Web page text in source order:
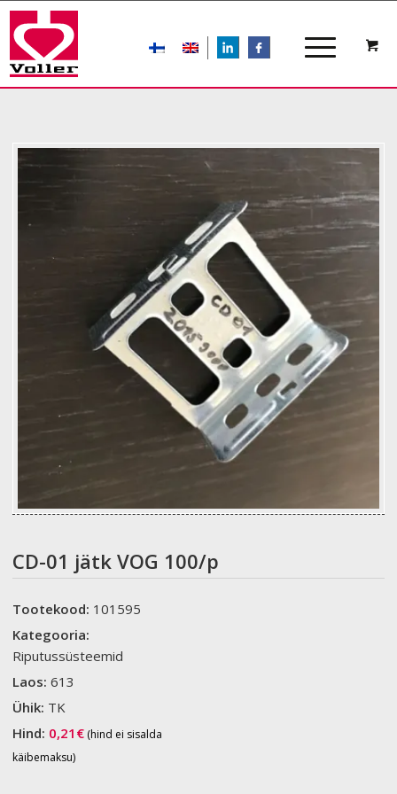
LIn
CD-01 jätk VOG 100/p
Tootekood: 101595
Kategooria:
Riputussüsteemid
Laos:613
Ühik: TK
Hind: 0,21 € (hind ei sisalda
käibemaksu)